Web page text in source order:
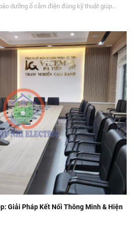
dưỡng ổ cắm điện đúng kỹ thuật giúp
Giải Pháp Kết Nối Thông Minh & Hiện